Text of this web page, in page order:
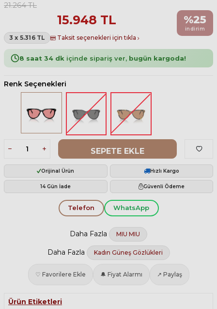
21.264TL
15.948 TL
3 x 5.316 TL Taksit seçenekleri için tıkla
%25
indirim
8 saat 34 dk içinde sipariş ver, bugün kargoda!
Renk Seçenekleri
SEPETE EKLE
Orijinal Ürün Hızlı Kargo
14 Gün İade Güvenli Ödeme
Telefon WhatsApp
Daha Fazla MIU MIU
Daha Fazla Kadın Güneş Gözlükleri
♡ Favorilere Ekle 🔔 Fiyat Alarmı ↗ Paylaş
Ürün Etiketleri